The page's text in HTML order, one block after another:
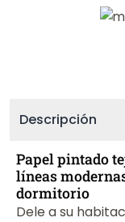
Descripción
Papel pintado
líneas
dormitorio
Dele a su